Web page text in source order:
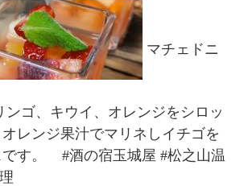
マチェドニ
ンゴ、キウイ、オレンジをシロッ
レンジ果汁でマリネしイチゴを
す。⁡ ⁡⁡ ⁡⁡ ⁡ #酒の宿玉城屋 #松之山温